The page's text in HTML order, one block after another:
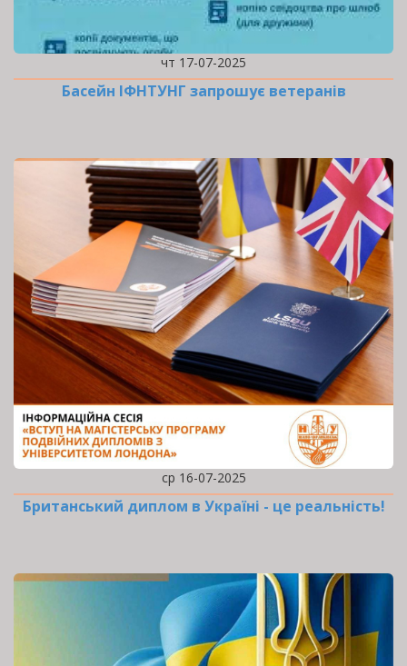
чт 17-07-2025
Басейн ІФНТУНГ запрошує ветеранів
ср 16-07-2025
Британський диплом в Україні - це реальність!